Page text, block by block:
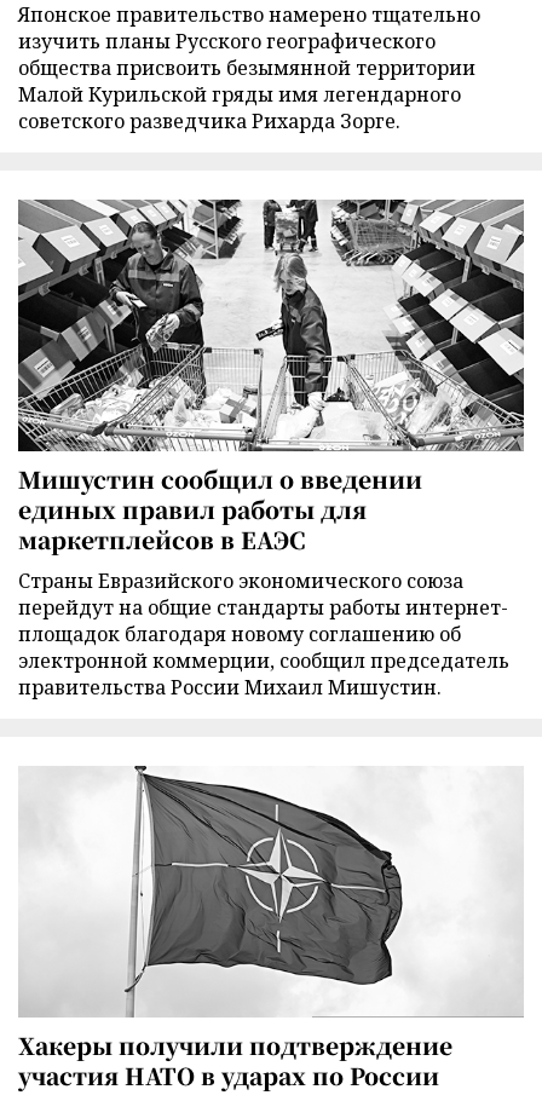
Японское правительство намерено тщательно
изучить планы Русского географического
общества присвоить безымянной территории
Малой Курильской гряды имя легендарного
советского разведчика Рихарда Зорге.
Мишустин сообщил о введении
единых правил работы для
маркетплейсов в ЕАЭС
Страны Евразийского экономического союза
перейдут на общие стандарты работы интернет-
площадок благодаря новому соглашению об
электронной коммерции, сообщил председатель
правительства России Михаил Мишустин.
Хакеры получили подтверждение
участия НАТО в ударах по России